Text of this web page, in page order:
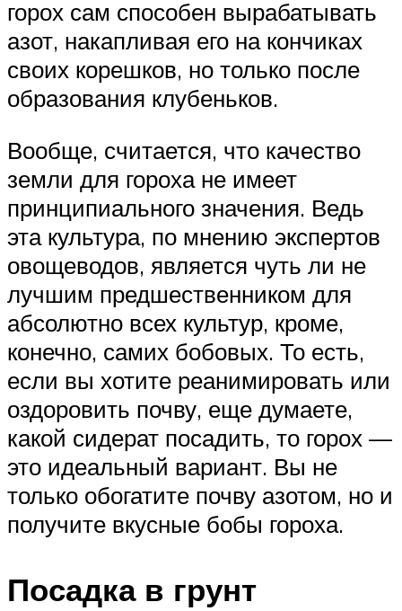
горох сам способен вырабатывать
азот, накапливая его на кончиках
своих корешков, но только после
образования клубеньков.
Вообще, считается, что качество
земли для гороха не имеет
принципиального значения. Ведь
эта культура, по мнению экспертов
овощеводов, является чуть ли не
лучшим предшественником для
абсолютно всех культур, кроме,
конечно, самих бобовых. То есть,
если вы хотите реанимировать или
оздоровить почву, еще думаете,
какой сидерат посадить, то горох —
это идеальный вариант. Вы не
только обогатите почву азотом, но и
получите вкусные бобы гороха.
Посадка в грунт